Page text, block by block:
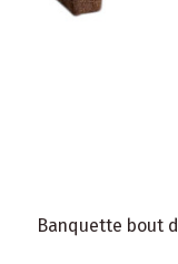
Banquette bout